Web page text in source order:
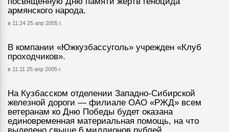
армянского народа.
в 11:24 25 апр 2005 г.
В компании «Южкузбассуголь» учрежден «Клуб
проходчиков».
в 11:11 25 апр 2005 г.
На Кузбасском отделении Западно-Сибирской
железной дороги — филиале ОАО «РЖД» всем
ветеранам ко Дню Победы будет оказана
единовременная материальная помощь, на что